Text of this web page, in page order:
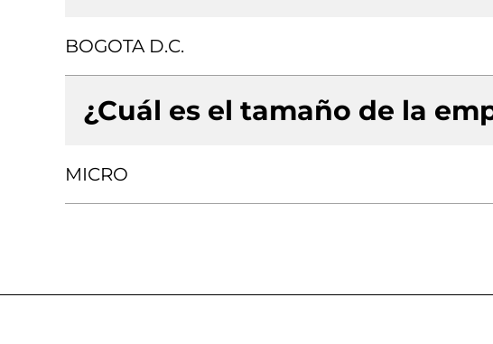
BOGOTA D.C.
¿Cuál es el tamaño de la
MICRO